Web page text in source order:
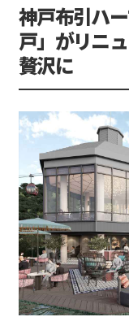
神戸布引ハ
戸」がリニ
贅沢に